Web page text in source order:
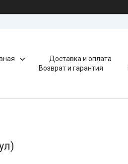
Доставка и оплата
Возврат и гарантия